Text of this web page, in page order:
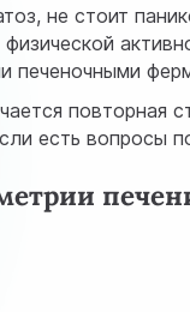
не стоит
печеночными
повторная
есть вопросы